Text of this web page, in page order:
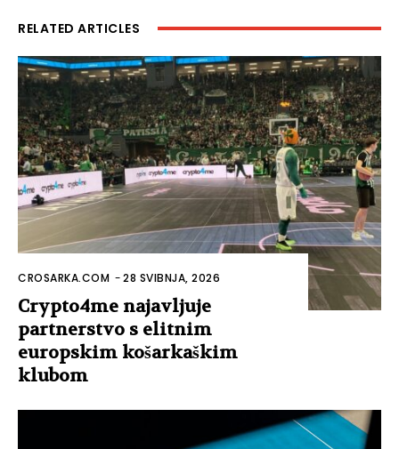
RELATED ARTICLES
CROSARKA.COM -28 SVIBNJA, 2026
Crypto4me najavljuje
partnerstvo s elitnim
europskim košarkaškim
klubom